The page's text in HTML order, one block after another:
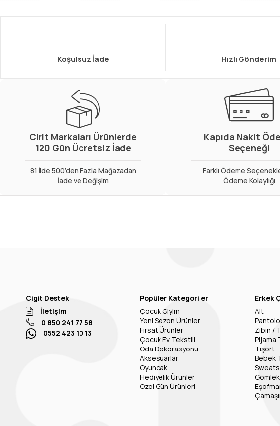
Koşulsuz İade Hızlı Gönderim
Cirit Markaları Ürünlerde
120 Gün Ücretsiz İade
81 İlde 500’den Fazla Mağazadan
İade ve Değişim
Kapıda Nakit
Seçeneği
Farklı Ödeme
Ödeme Kolaylığı
Cigit Destek
İletişim
0 850 241 77 58
0552 423 10 13
Popüler Kategoriler
Çocuk Giyim
Yeni Sezon Ürünler
Fırsat Ürünler
Çocuk Ev Tekstili
Oda Dekorasyonu
Aksesuarlar
Oyuncak
Hediyelik Ürünler
Özel Gün Ürünleri
Erkek
Alt
Zıbın /
Pijama
Tişört
Bebek
Gömlek